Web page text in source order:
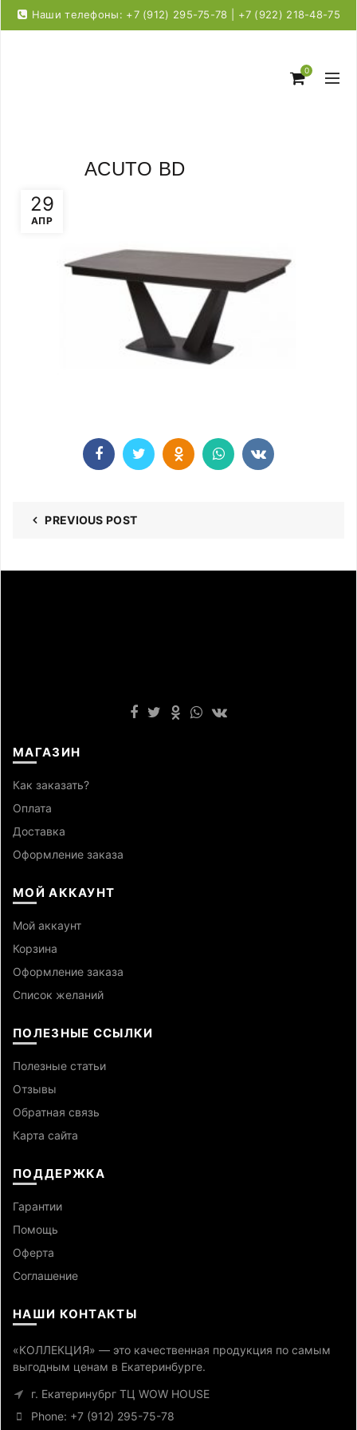
Наши телефоны: +7 (912) 295-75-78 | +7 (922) 218-48-75
0
29
АПР
ACUTO BD
PREVIOUS POST
МАГАЗИН
Как заказать?
Оплата
Доставка
Оформление заказа
МОЙ АККАУНТ
Мой аккаунт
Корзина
Оформление заказа
Список желаний
ПОЛЕЗНЫЕ ССЫЛКИ
Полезные статьи
Отзывы
Обратная связь
Карта сайта
ПОДДЕРЖКА
Гарантии
Помощь
Оферта
Cоглашение
НАШИ КОНТАКТЫ
«КОЛЛЕКЦИЯ» — это качественная продукция по самым
выгодным ценам в Екатеринбурге.
г. Екатеринубрг ТЦ WOW HOUSE
Phone: +7 (912) 295-75-78